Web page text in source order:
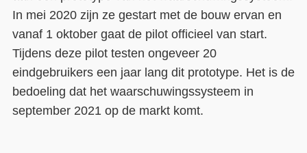
In mei 2020 zijn ze gestart met de bouw ervan en
vanaf 1 oktober gaat de pilot officieel van start.
Tijdens deze pilot testen ongeveer 20
eindgebruikers een jaar lang dit prototype. Het is de
bedoeling dat het waarschuwingssysteem in
september 2021 op de markt komt.